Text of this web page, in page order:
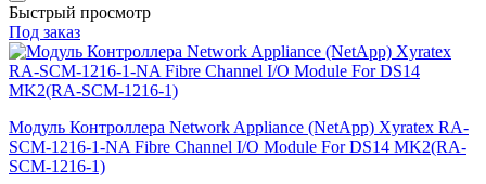
Быстрый просмотр
Под заказ
Модуль Контроллера Network Appliance (NetApp) Xyratex RA-
SCM-1216-1-NA Fibre Channel I/O Module For DS14 MK2(RA-
SCM-1216-1)